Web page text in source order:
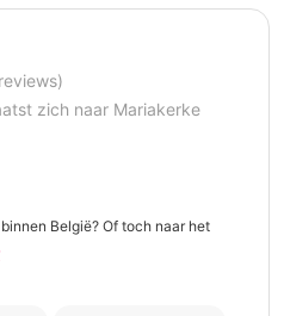
zich naar Mariakerke
België? Of toch naar het